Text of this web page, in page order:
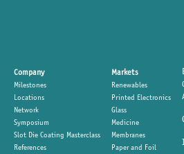
Company
Milestones
Locations
Network
Symposium
Slot Die Coating Masterclass
References
Markets
Renewables
Printed Electronics
Glass
Medicine
Membranes
Paper and Foil